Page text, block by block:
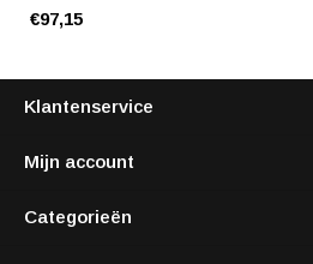
€97,15
Klantenservice
Mijn account
Categorieën